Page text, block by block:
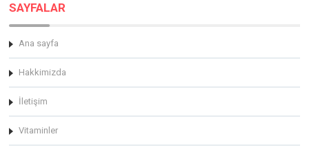
SAYFALAR
Ana sayfa
Hakkimizda
İletişim
Vitaminler